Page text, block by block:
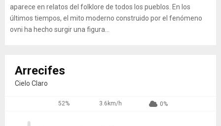
aparece en relatos del folklore de todos los pueblos. En los
últimos tiempos, el mito moderno construido por el fenómeno
ovni ha hecho surgir una figura...
Arrecifes
Cielo Claro
52% 3.6km/h 0%